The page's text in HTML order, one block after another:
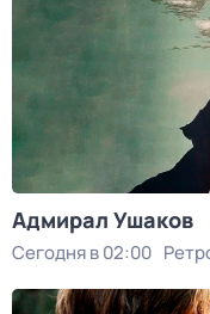
Адмирал Ушаков
Сегодня в 02:00